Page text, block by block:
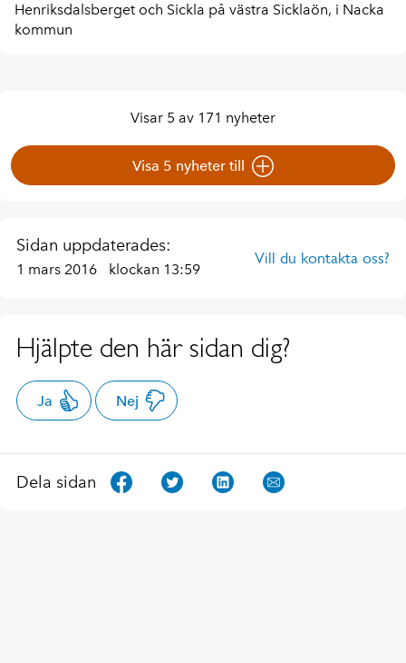
Henriksdalsberget och Sickla på västra Sicklaön, i Nacka
kommun
Visar 5 av 171 nyheter
Visa 5 nyheter till
Sidan uppdaterades:
1 mars 2016 klockan 13:59
Vill du kontakta oss?
Hjälpte den här sidan dig?
Ja Nej
Dela sidan